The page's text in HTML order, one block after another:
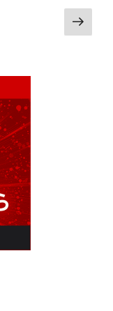
次
の